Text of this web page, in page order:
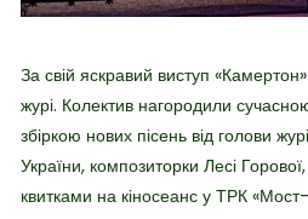
​За свій яскравий виступ
журі. Колектив нагородили
збіркою нових пісень від голови
України, композиторки Лесі
квитками на кіносеанс у ТРК «Мост-